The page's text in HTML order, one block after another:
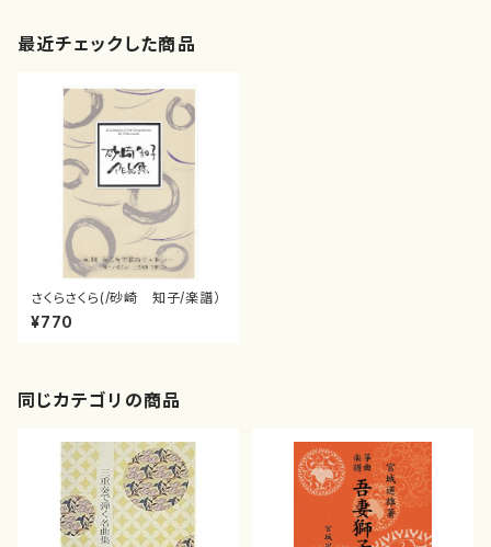
最近チェックした商品
さくらさくら(/砂崎 知子/楽譜）
¥770
同じカテゴリの商品